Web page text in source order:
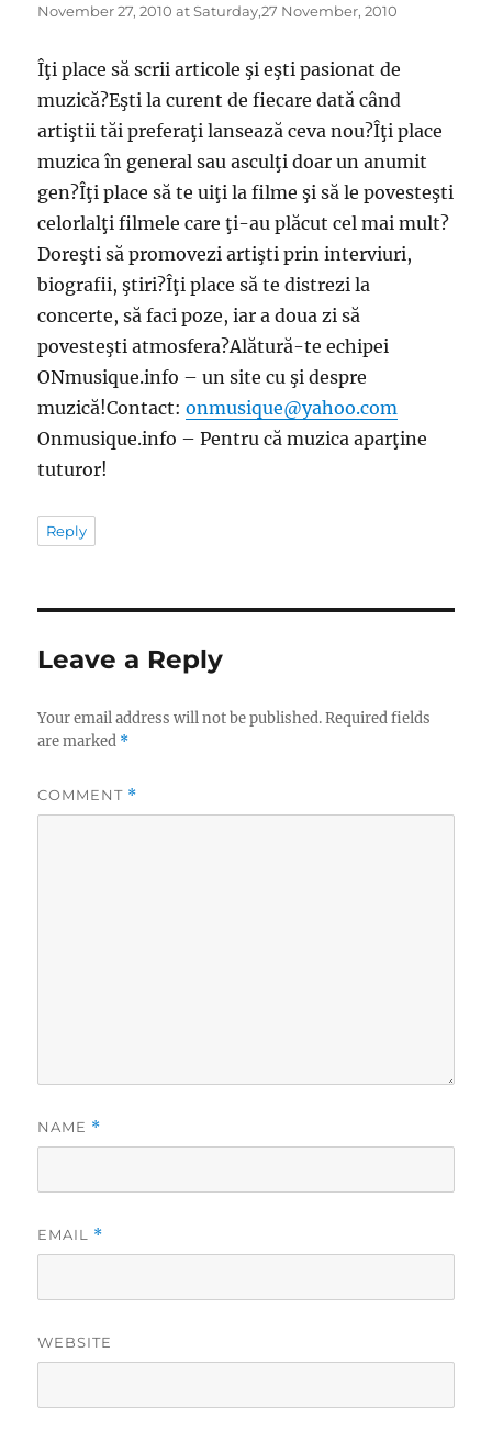
November 27, 2010 at Saturday,27 November, 2010
Îţi place să scrii articole şi eşti pasionat de
muzică?Eşti la curent de fiecare dată când
artiştii tăi preferaţi lansează ceva nou?Îţi place
muzica în general sau asculţi doar un anumit
gen?Îţi place să te uiţi la filme şi să le povesteşti
celorlalţi filmele care ţi-au plăcut cel mai mult?
Doreşti să promovezi artişti prin interviuri,
biografii, ştiri?Îţi place să te distrezi la
concerte, să faci poze, iar a doua zi să
povesteşti atmosfera?Alătură-te echipei
ONmusique.info – un site cu şi despre
muzică!Contact:onmusique@yahoo.com
Onmusique.info – Pentru că muzica aparţine
tuturor!
Reply
Leave a Reply
Your email address will not be published. Required fields
are marked *
COMMENT *
NAME *
EMAIL *
WEBSITE